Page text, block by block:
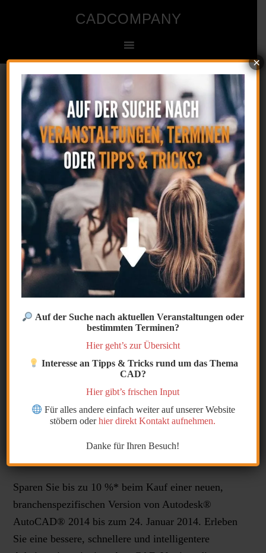
CADCOMPANY
Ingenieur- und Zeichenbüro für CAD
Startseite
Angebot begrenzt. Möglichkeiten
unbegrenzt.
Angebot begrenzt.
Möglichkeiten unbegrenzt.
9. Dezember 2013byCAD Kommentar verfassen
Sparen Sie bis zum 24. Januar 2014 bis zu 10%*
Sparen Sie bis zu 10 %* beim Kauf einer neuen,
branchenspezifischen Version von Autodesk®
AutoCAD® 2014 bis zum 24. Januar 2014. Erleben
Sie eine bessere, schnellere und intelligentere
Auf der Suche nach aktuellen Veranstaltungen oder
bestimmten Terminen?
Hier geht’s zur Übersicht
Interesse an Tipps & Tricks rund um das Thema
CAD?
Hier gibt’s frischen Input
Für alles andere einfach weiter auf unserer Website
stöbern oderhier direkt Kontakt aufnehmen.
Danke für Ihren Besuch!
×